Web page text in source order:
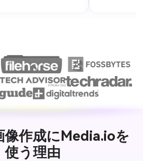
像作成にMedia.ioを
使う理由